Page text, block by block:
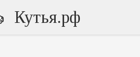
Кутья.рф